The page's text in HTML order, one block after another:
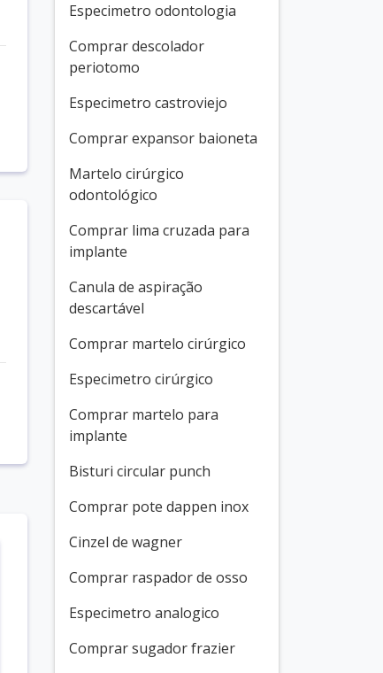
Especimetro odontologia
Comprar descolador
periotomo
Especimetro castroviejo
Comprar expansor baioneta
Martelo cirúrgico
odontológico
Comprar lima cruzada para
implante
Canula de aspiração
descartável
Comprar martelo cirúrgico
Especimetro cirúrgico
Comprar martelo para
implante
Bisturi circular punch
Comprar pote dappen inox
Cinzel de wagner
Comprar raspador de osso
Especimetro analogico
Comprar sugador frazier